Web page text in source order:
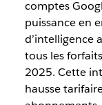
comptes
puissance en
d’intelligence
tous les
2025. Cette
hausse